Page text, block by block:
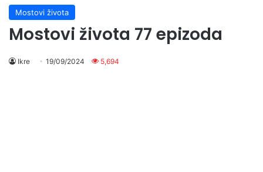
Mostovi života
Mostovi života 77 epizoda
Ikre 19/09/2024 5,694